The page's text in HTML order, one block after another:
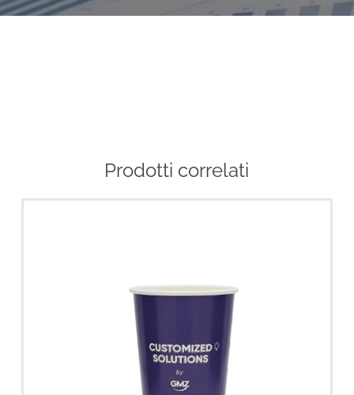
Prodotti correlati